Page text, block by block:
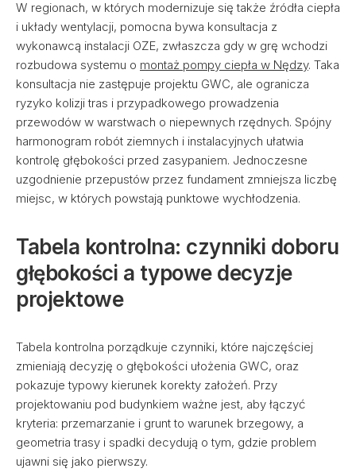
W regionach, w których modernizuje się także źródła ciepła
i układy wentylacji, pomocna bywa konsultacja z
wykonawcą instalacji OZE, zwłaszcza gdy w grę wchodzi
rozbudowa systemu o montaż pompy ciepła w Nędzy. Taka
konsultacja nie zastępuje projektu GWC, ale ogranicza
ryzyko kolizji tras i przypadkowego prowadzenia
przewodów w warstwach o niepewnych rzędnych. Spójny
harmonogram robót ziemnych i instalacyjnych ułatwia
kontrolę głębokości przed zasypaniem. Jednoczesne
uzgodnienie przepustów przez fundament zmniejsza liczbę
miejsc, w których powstają punktowe wychłodzenia.
Tabela kontrolna: czynniki doboru
głębokości a typowe decyzje
projektowe
Tabela kontrolna porządkuje czynniki, które najczęściej
zmieniają decyzję o głębokości ułożenia GWC, oraz
pokazuje typowy kierunek korekty założeń. Przy
projektowaniu pod budynkiem ważne jest, aby łączyć
kryteria: przemarzanie i grunt to warunek brzegowy, a
geometria trasy i spadki decydują o tym, gdzie problem
ujawni się jako pierwszy.